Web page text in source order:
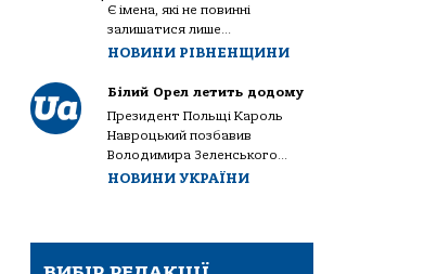
Є імена, які не повинні
залишатися лише...
НОВИНИ РІВНЕНЩИНИ
Білий Орел летить додому
Президент Польщі Кароль
Навроцький позбавив
Володимира Зеленського...
НОВИНИ УКРАЇНИ